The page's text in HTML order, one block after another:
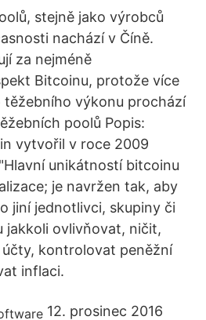
stejně jako výrobců
nachází v Číně.
za nejméně
Bitcoinu, protože více
těžebního výkonu prochází
poolů Popis:
vytvořil v roce 2009
unikátností bitcoinu
je navržen tak, aby
jiní jednotlivci, skupiny či
jakkoli ovlivňovat, ničit,
kontrolovat peněžní
inflaci.
12. prosinec 2016